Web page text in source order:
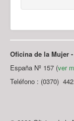
Oficina de la Mujer
España Nº 157 (ver
Teléfono : (0370)